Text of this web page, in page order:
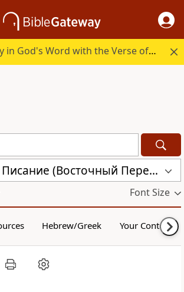
Start your day in God's Word with the Verse of the Day.
Священное Писание (Восточный Перевод) (CARS)
Font Size
Hebrew/Greek Your Content